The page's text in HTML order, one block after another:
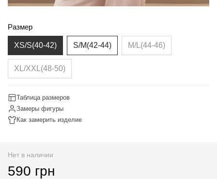
Размер
XS/S(40-42) S/M(42-44) M/L(44-46)
XL/XXL(48-50)
Таблица размеров
Замеры фигуры
Как замерить изделие
Нет в наличии
590 грн